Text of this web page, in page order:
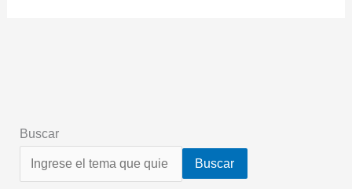
Buscar
Buscar